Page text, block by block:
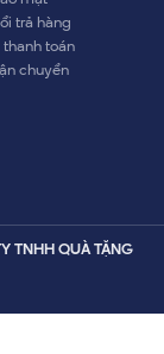
trả hàng
toán
chuyển
QUÀ TẶNG